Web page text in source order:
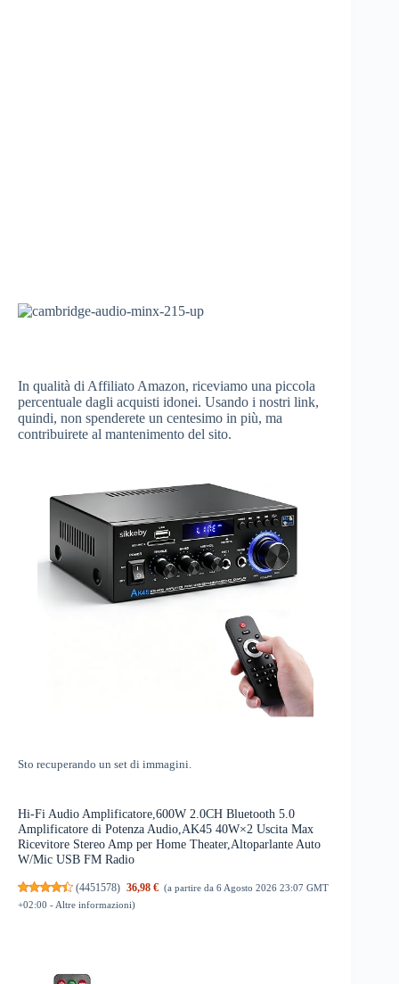
In qualità di Affiliato Amazon, riceviamo una piccola
percentuale dagli acquisti idonei. Usando i nostri link,
quindi, non spenderete un centesimo in più, ma
contribuirete al mantenimento del sito.
Sto recuperando un set di immagini.
Hi-Fi Audio Amplificatore,600W 2.0CH Bluetooth 5.0
Amplificatore di Potenza Audio,AK45 40W×2 Uscita Max
Ricevitore Stereo Amp per Home Theater,Altoparlante Auto
W/Mic USB FM Radio
(4451578) 36,98 € (a partire da 6 Agosto 2026 23:07 GMT
+02:00 - Altre informazioni)